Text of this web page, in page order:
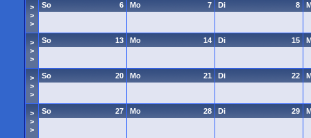
>
>
>
6
So 7
Mo 8
Di
>
>
>
13
So 14
Mo 15
Di
>
>
>
20
So 21
Mo 22
Di
>
>
>
27
So 28
Mo 29
Di